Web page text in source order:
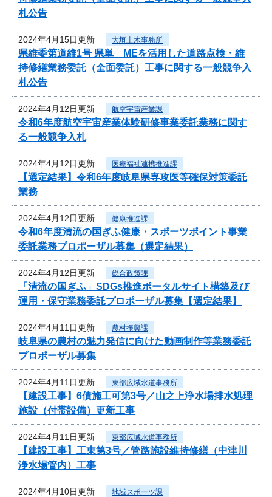
札公告
2024年4月15日更新 大垣土木事務所
県維委第道維1号 県単 MEを活用した道路点検・維
持修繕業務委託（全面委託）工事に関する一般競争入
札公告
2024年4月12日更新 航空宇宙産業課
令和6年度航空宇宙産業体験研修事業委託業務に関す
る一般競争入札
2024年4月12日更新 医療福祉連携推進課
【選定結果】令和6年度岐阜県専攻医等確保対策委託
業務
2024年4月12日更新 健康推進課
令和6年度清流の国ぎふ健康・スポーツポイント事業
委託業務プロポーザル募集（選定結果）
2024年4月12日更新 総合政策課
「清流の国ぎふ」SDGs推進ポータルサイト構築及び
運用・保守業務委託プロポーザル募集【選定結果】
2024年4月11日更新 農村振興課
岐阜県の農村の魅力発信に向けた動画制作等業務委託
プロポーザル募集
2024年4月11日更新 東部広域水道事務所
【建設工事】6債施工可第3号／山之上浄水場排水処理
施設（付帯設備）更新工事
2024年4月11日更新 東部広域水道事務所
【建設工事】工東第3号／管路施設維持修繕（中津川
浄水場管内）工事
2024年4月10日更新 地域スポーツ課